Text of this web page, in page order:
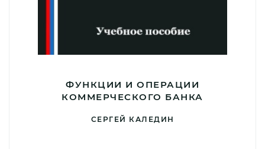
ФУНКЦИИ И ОПЕРАЦИИ
КОММЕРЧЕСКОГО БАНКА
СЕРГЕЙ КАЛЕДИН